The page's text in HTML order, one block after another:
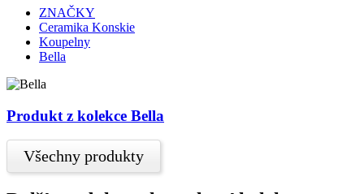
ZNAČKY
Ceramika Konskie
Koupelny
Bella
Produkt z kolekce Bella
Všechny produkty